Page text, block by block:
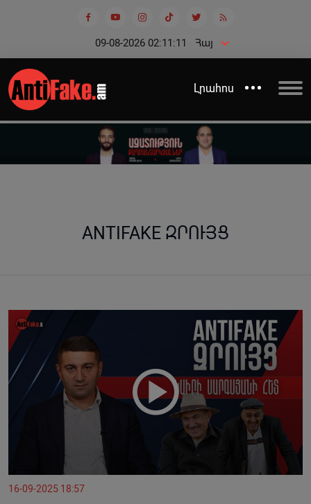
09-08-2026 02:11:12 Հայ
Լրահոս
ANTIFAKE ԶՐՈՒՅՑ
16-09-2025 18:57